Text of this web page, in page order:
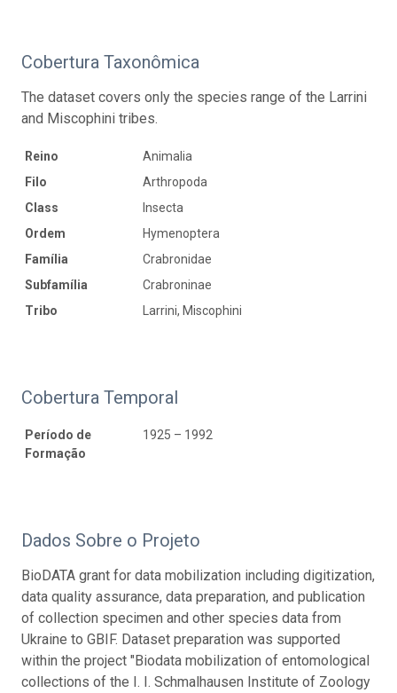
Cobertura Taxonômica
The dataset covers only the species range of the Larrini
and Miscophini tribes.
Reino
Animalia
Filo
Arthropoda
Class
Insecta
Ordem
Hymenoptera
Família
Crabronidae
Subfamília
Crabroninae
Tribo
Larrini, Miscophini
Cobertura Temporal
Período de
Formação
1925 – 1992
Dados Sobre o Projeto
BioDATA grant for data mobilization including digitization,
data quality assurance, data preparation, and publication
of collection specimen and other species data from
Ukraine to GBIF. Dataset preparation was supported
within the project "Biodata mobilization of entomological
collections of the I. I. Schmalhausen Institute of Zoology